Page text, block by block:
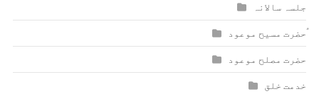
جلسہ سالانہ
ٰؑحضرت مسیح موعود
حضرت مصلح موعود
خدمت خلق